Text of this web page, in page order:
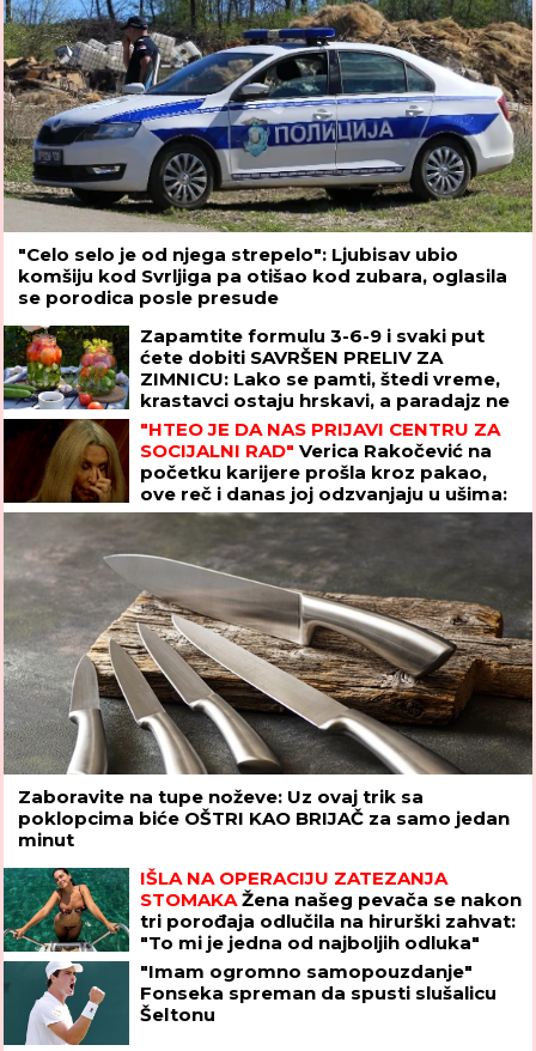
"Celo selo je od njega strepelo": Ljubisav ubio
komšiju kod Svrljiga pa otišao kod zubara, oglasila
se porodica posle presude
Zapamtite formulu 3-6-9 i svaki put
ćete dobiti SAVRŠEN PRELIV ZA
ZIMNICU: Lako se pamti, štedi vreme,
krastavci ostaju hrskavi, a paradajz ne
puca
"HTEO JE DA NAS PRIJAVI CENTRU ZA
SOCIJALNI RAD" Verica Rakočević na
početku karijere prošla kroz pakao,
ove reč i danas joj odzvanjaju u ušima:
"Oduzeće vam decu"
Zaboravite na tupe noževe: Uz ovaj trik sa
poklopcima biće OŠTRI KAO BRIJAČ za samo jedan
minut
IŠLA NA OPERACIJU ZATEZANJA
STOMAKAŽena našeg pevača se nakon
tri porođaja odlučila na hirurški zahvat:
"To mi je jedna od najboljih odluka"
"Imam ogromno samopouzdanje"
Fonseka spreman da spusti slušalicu
Šeltonu